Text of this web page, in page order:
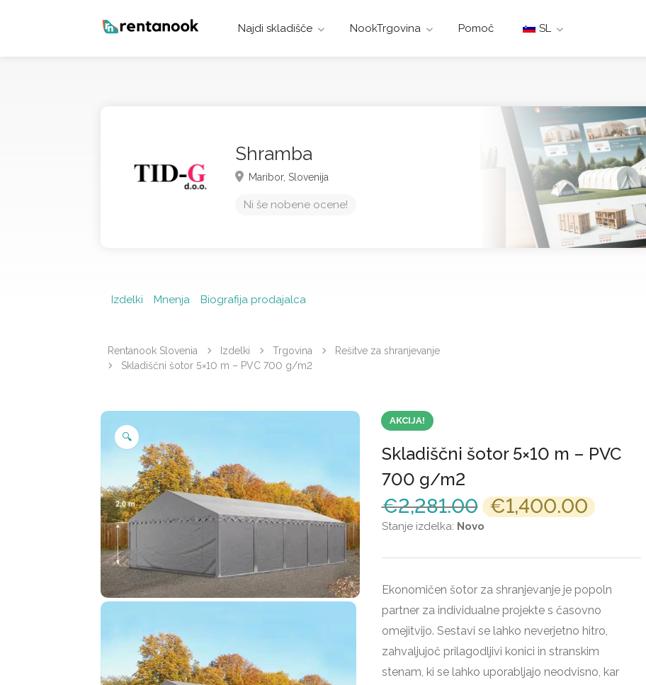
Najdi skladišče NookTrgovina Pomoč SL
Shramba
Maribor, Slovenija
Ni še nobene ocene!
Izdelki Mnenja Biografija prodajalca
Rentanook Slovenia Izdelki Trgovina
Rešitve za shranjevanje
Skladiščni šotor 5×10 m – PVC 700 g/m2
AKCIJA!
🔍
Skladiščni šotor 5×10 m – PVC
700 g/m2
€2,281.00 Original
price
€1,400.00 Current
Stanje izdelka: Novo
Ekonomičen šotor za shranjevanje je popoln
partner za individualne projekte s časovno
omejitvijo. Sestavi se lahko neverjetno hitro,
zahvaljujoč prilagodljivi konici in stranskim
stenam, ki se lahko uporabljajo neodvisno, kar